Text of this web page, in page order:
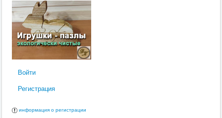
Заразные заболевания
Терапия
Дерматология
Радиобиология
Препараты
Анатомия и физиология
Воспроизводство
Ветеринария
Диагностика
Войти
Регистрация
информация о регистрации